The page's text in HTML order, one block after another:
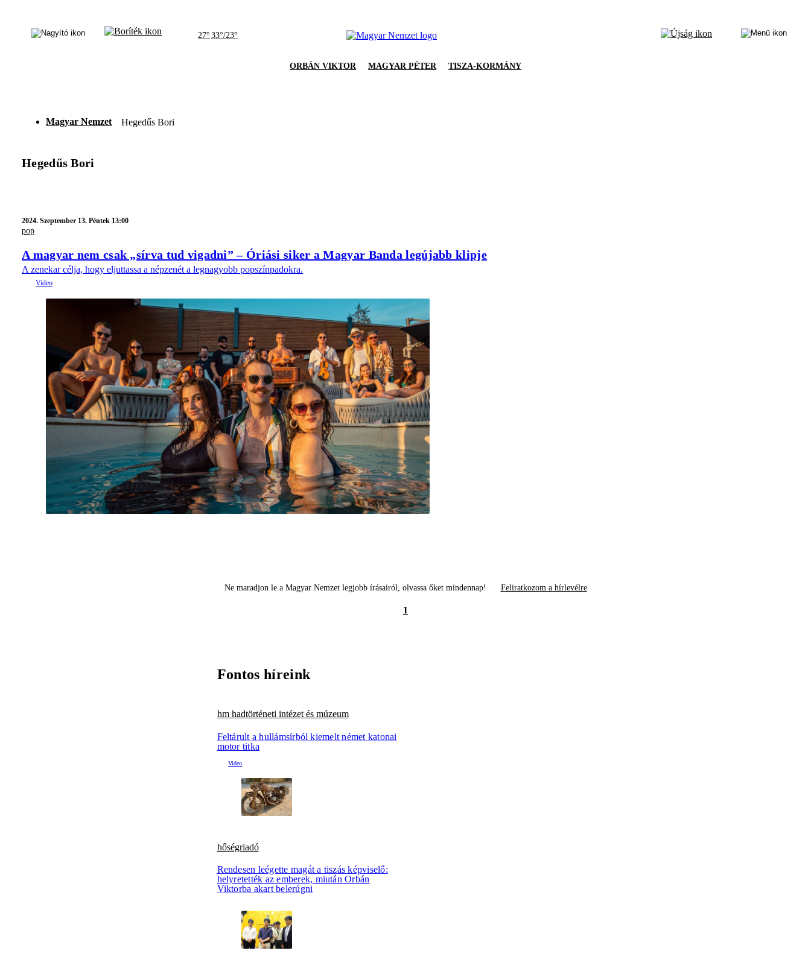
27° 33°/23°
ORBÁN VIKTOR MAGYAR PÉTER TISZA-KORMÁNY
Magyar Nemzet Hegedűs Bori
Hegedűs Bori
2024. Szeptember 13. Péntek 13:00
pop
A magyar nem csak „sírva tud vigadni” – Óriási siker a Magyar Banda legújabb klipje
A zenekar célja, hogy eljuttassa a népzenét a legnagyobb popszínpadokra.
Ne maradjon le a Magyar Nemzet legjobb írásairól, olvassa őket mindennap! Feliratkozom a hírlevélre
1
Fontos híreink
hm hadtörténeti intézet és múzeum
Feltárult a hullámsírból kiemelt német katonai
motor titka
hőségriadó
Rendesen leégette magát a tiszás képviselő:
helyretették az emberek, miután Orbán
Viktorba akart belerúgni